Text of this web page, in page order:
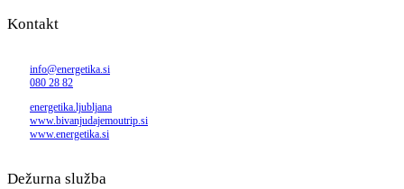
Kontakt
info@energetika.si
080 28 82
energetika.ljubljana
www.bivanjudajemoutrip.si
www.energetika.si
Dežurna služba